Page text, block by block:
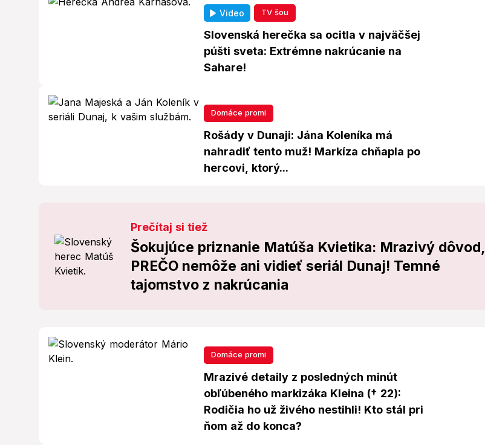
Video TV šou
Slovenská herečka sa ocitla v najväčšej
púšti sveta: Extrémne nakrúcanie na
Sahare!
Domáce promi
Rošády v Dunaji: Jána Koleníka má
nahradiť tento muž! Markíza chňapla po
hercovi, ktorý...
Prečítaj si tiež
Šokujúce priznanie Matúša Kvietika: Mrazivý dôvod,
PREČO nemôže ani vidieť seriál Dunaj! Temné
tajomstvo z nakrúcania
Domáce promi
Mrazivé detaily z posledných minút
obľúbeného markizáka Kleina († 22):
Rodičia ho už živého nestihli! Kto stál pri
ňom až do konca?